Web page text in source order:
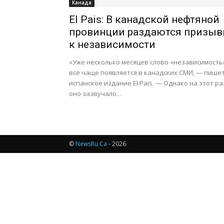
Канада
El Pais: В канадской нефтяной
провинции раздаются
к независимости
«Уже несколько месяцев слово
всё чаще появляется в канадских СМИ, —
испанское издание El Pais. — Однако на этот
оно зазвучало...
© NewsRu.Ca - 2026